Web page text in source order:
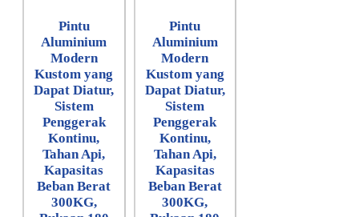
Pintu
Aluminium
Modern
Kustom yang
Dapat Diatur,
Sistem
Penggerak
Kontinu,
Tahan Api,
Kapasitas
Beban Berat
300KG,
Pintu
Aluminium
Modern
Kustom yang
Dapat Diatur,
Sistem
Penggerak
Kontinu,
Tahan Api,
Kapasitas
Beban Berat
300KG,